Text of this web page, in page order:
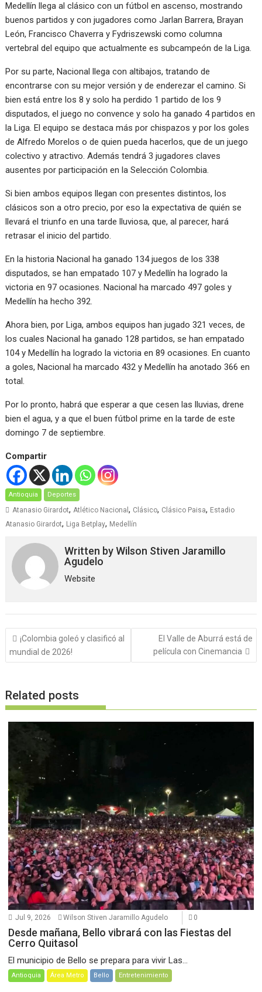
Medellín llega al clásico con un fútbol en ascenso, mostrando
buenos partidos y con jugadores como Jarlan Barrera, Brayan
León, Francisco Chaverra y Fydriszewski como columna
vertebral del equipo que actualmente es subcampeón de la Liga.
Por su parte, Nacional llega con altibajos, tratando de
encontrarse con su mejor versión y de enderezar el camino. Si
bien está entre los 8 y solo ha perdido 1 partido de los 9
disputados, el juego no convence y solo ha ganado 4 partidos en
la Liga. El equipo se destaca más por chispazos y por los goles
de Alfredo Morelos o de quien pueda hacerlos, que de un juego
colectivo y atractivo. Además tendrá 3 jugadores claves
ausentes por participación en la Selección Colombia.
Si bien ambos equipos llegan con presentes distintos, los
clásicos son a otro precio, por eso la expectativa de quién se
llevará el triunfo en una tarde lluviosa, que, al parecer, hará
retrasar el inicio del partido.
En la historia Nacional ha ganado 134 juegos de los 338
disputados, se han empatado 107 y Medellín ha logrado la
victoria en 97 ocasiones. Nacional ha marcado 497 goles y
Medellín ha hecho 392.
Ahora bien, por Liga, ambos equipos han jugado 321 veces, de
los cuales Nacional ha ganado 128 partidos, se han empatado
104 y Medellín ha logrado la victoria en 89 ocasiones. En cuanto
a goles, Nacional ha marcado 432 y Medellín ha anotado 366 en
total.
Por lo pronto, habrá que esperar a que cesen las lluvias, drene
bien el agua, y a que el buen fútbol prime en la tarde de este
domingo 7 de septiembre.
Compartir
Antioquia Deportes
Atanasio Girardot,Atlético Nacional, Clásico, Clásico Paisa, Estadio
Atanasio Girardot, Liga Betplay, Medellín
Written byWilson Stiven Jaramillo
Agudelo
Website
Navegación
de
entradas
¡Colombia goleó y clasificó al
mundial de 2026!
El Valle de Aburrá está de
película con Cinemancia
Related posts
Jul 9, 2026 Wilson Stiven Jaramillo Agudelo 0
Desde mañana, Bello vibrará con las Fiestas del
Cerro Quitasol
El municipio de Bello se prepara para vivir Las...
Antioquia Área Metro Bello Entretenimiento